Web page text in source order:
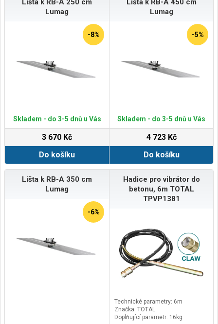
Lišta k RB-A 250 cm
Lumag
-8%
Skladem - do 3-5 dnů u Vás
3 670 Kč
Do košíku
Lišta k RB-A 450 cm
Lumag
-5%
Skladem - do 3-5 dnů u Vás
4 723 Kč
Do košíku
Lišta k RB-A 350 cm
Lumag
-6%
Hadice pro vibrátor do
betonu, 6m TOTAL
TPVP1381
Technické parametry: 6m
Značka: TOTAL
Doplňující parametr: 16kg